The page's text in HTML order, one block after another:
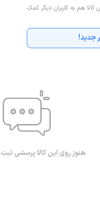
کالا هم به کاربران دیگر کمک
جدید!
هنوز روی این کالا پرسشی